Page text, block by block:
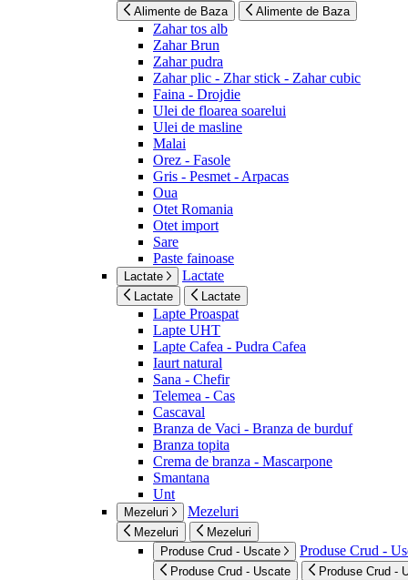
Alimente de Baza Alimente de Baza
Zahar tos alb
Zahar Brun
Zahar pudra
Zahar plic - Zhar stick - Zahar cubic
Faina - Drojdie
Ulei de floarea soarelui
Ulei de masline
Malai
Orez - Fasole
Gris - Pesmet - Arpacas
Oua
Otet Romania
Otet import
Sare
Paste fainoase
Lactate Lactate
Lactate Lactate
Lapte Proaspat
Lapte UHT
Lapte Cafea - Pudra Cafea
Iaurt natural
Sana - Chefir
Telemea - Cas
Cascaval
Branza de Vaci - Branza de burduf
Branza topita
Crema de branza - Mascarpone
Smantana
Unt
Mezeluri Mezeluri
Mezeluri
Mezeluri
Produse Crud - Uscate
Produse Crud -
Produse Crud - Uscate Produse Crud -